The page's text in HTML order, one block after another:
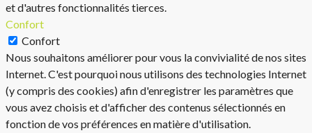
et d'autres fonctionnalités tierces.
Confort
Confort
Nous souhaitons améliorer pour vous la convivialité de nos sites
Internet. C'est pourquoi nous utilisons des technologies Internet
(y compris des cookies) afin d'enregistrer les paramètres que
vous avez choisis et d'afficher des contenus sélectionnés en
fonction de vos préférences en matière d'utilisation.